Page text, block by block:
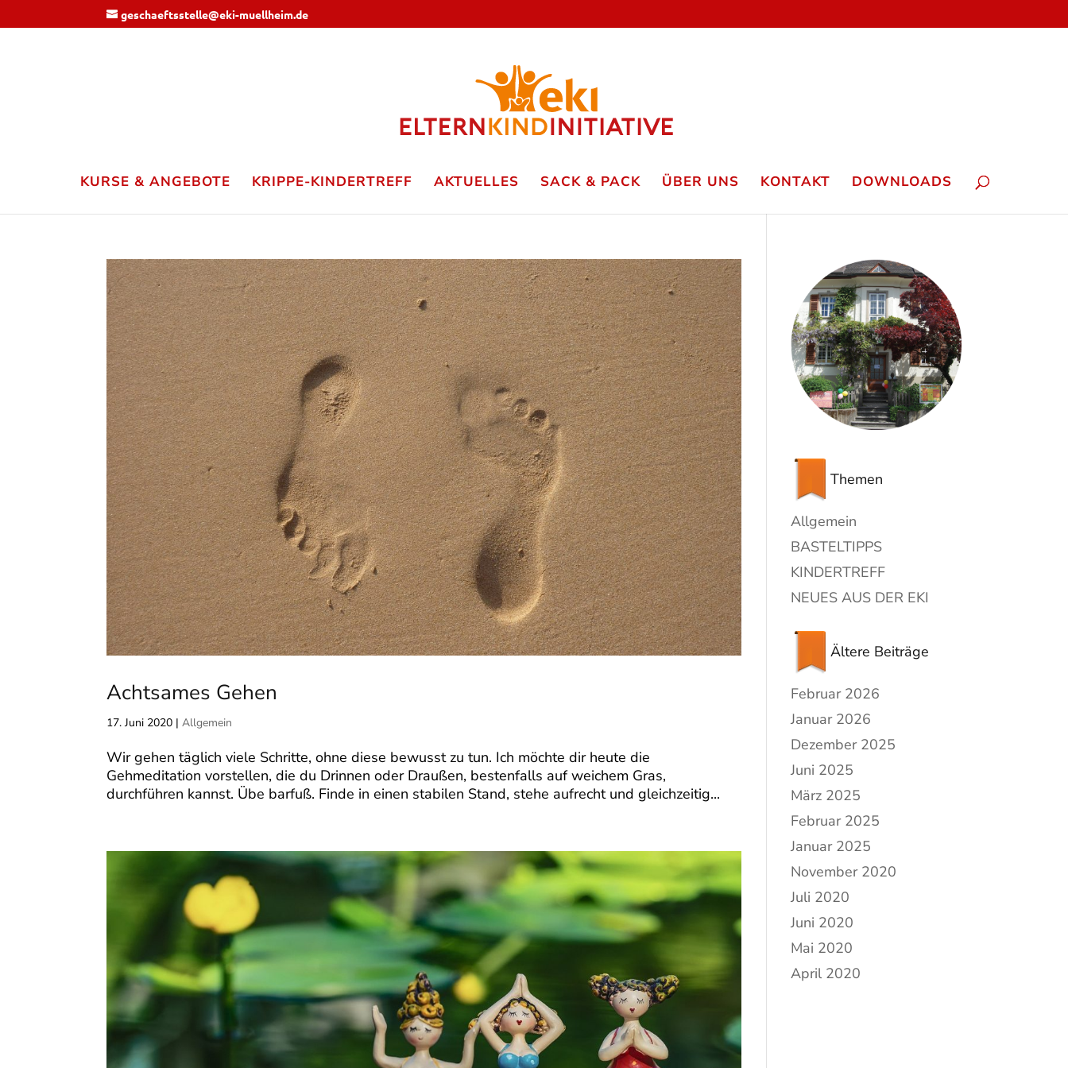
geschaeftsstelle@eki-muellheim.de
KURSE & ANGEBOTE KRIPPE-KINDERTREFF AKTUELLES SACK & PACK ÜBER UNS KONTAKT DOWNLOADS
Achtsames Gehen
17. Juni 2020 |Allgemein
Wir gehen täglich viele Schritte, ohne diese bewusst zu tun. Ich möchte dir heute die
Gehmeditation vorstellen, die du Drinnen oder Draußen, bestenfalls auf weichem Gras,
durchführen kannst. Übe barfuß. Finde in einen stabilen Stand, stehe aufrecht und gleichzeitig...
Themen
Allgemein
BASTELTIPPS
KINDERTREFF
NEUES AUS DER EKI
Ältere Beiträge
Februar 2026
Januar 2026
Dezember 2025
Juni 2025
März 2025
Februar 2025
Januar 2025
November 2020
Juli 2020
Juni 2020
Mai 2020
April 2020